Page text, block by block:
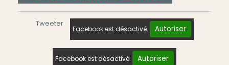
Tweeter
Facebook est désactivé. Autoriser
Facebook est désactivé. Autoriser